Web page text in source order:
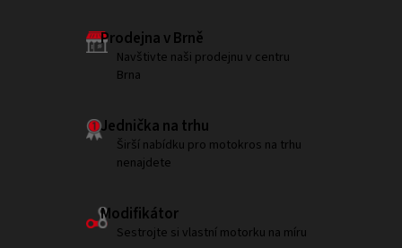
Prodejna v Brně
Navštivte naši prodejnu v centru
Brna
Jednička na trhu
Širší nabídku pro motokros na trhu
nenajdete
Modifikátor
Sestrojte si vlastní motorku na míru